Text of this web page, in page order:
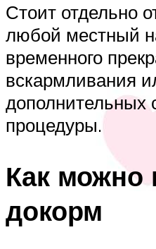
Стоит отдельно
любой местный
временного
вскармливания
дополнительных
процедуры.
Как можно
докорм